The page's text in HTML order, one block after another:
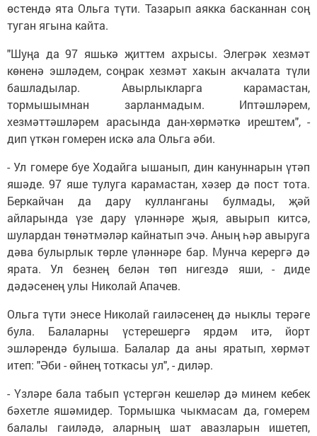
өстендә ята Ольга түти. Тазарып аякка басканнан соң
туган ягына кайта.
"Шуңа да 97 яшькә җиттем ахрысы. Элегрәк хезмәт
көненә эшләдем, соңрак хезмәт хакын акчалата түли
башладылар. Авырлыкларга карамастан,
тормышымнан зарланмадым. Иптәшләрем,
хезмәттәшләрем арасында дан-хөрмәткә ирештем", -
дип үткән гомерен искә ала Ольга әби.
- Ул гомере буе Ходайга ышанып, дин кануннарын үтәп
яшәде. 97 яше тулуга карамастан, хәзер дә пост тота.
Беркайчан да дару кулланганы булмады, җәй
айларында үзе дару үләннәре җыя, авырып китсә,
шулардан төнәтмәләр кайнатып эчә. Аның һәр авыруга
дәва булырлык төрле үләннәре бар. Мунча керергә дә
ярата. Ул безнең белән төп нигездә яши, - диде
дәдәсенең улы Николай Апачев.
Ольга түти энесе Николай гаиләсенең дә ныклы терәге
була. Балаларны үстерешергә ярдәм итә, йорт
эшләрендә булыша. Балалар да аны яратып, хөрмәт
итеп: "Әби - өйнең тоткасы ул", - диләр.
- Үзләре бала табып үстергән кешеләр дә минем кебек
бәхетле яшәмидер. Тормышка чыкмасам да, гомерем
балалы гаиләдә, аларның шат авазларын ишетеп,